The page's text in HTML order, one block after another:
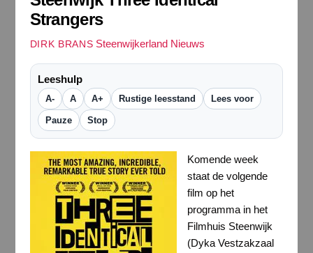
Strangers
DIRK BRANS Steenwijkerland Nieuws
Leeshulp
A- A A+ Rustige leesstand Lees voor
Pauze Stop
Komende week
staat de volgende
film op het
programma in het
Filmhuis Steenwijk
(Dyka Vestzakzaal